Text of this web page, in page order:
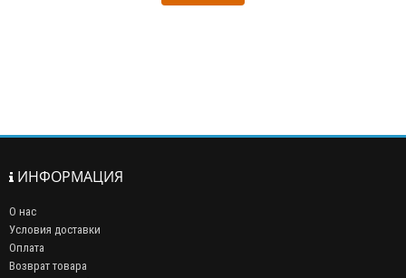
ИНФОРМАЦИЯ
О нас
Условия доставки
Оплата
Возврат товара